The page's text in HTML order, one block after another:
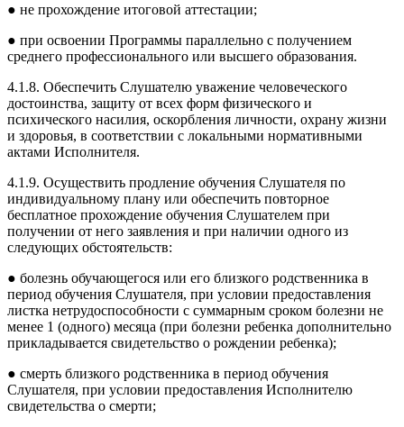
● не прохождение итоговой аттестации;
● при освоении Программы параллельно с получением
среднего профессионального или высшего образования.
4.1.8. Обеспечить Слушателю уважение человеческого
достоинства, защиту от всех форм физического и
психического насилия, оскорбления личности, охрану жизни
и здоровья, в соответствии с локальными нормативными
актами Исполнителя.
4.1.9. Осуществить продление обучения Слушателя по
индивидуальному плану или обеспечить повторное
бесплатное прохождение обучения Слушателем при
получении от него заявления и при наличии одного из
следующих обстоятельств:
● болезнь обучающегося или его близкого родственника в
период обучения Слушателя, при условии предоставления
листка нетрудоспособности с суммарным сроком болезни не
менее 1 (одного) месяца (при болезни ребенка дополнительно
прикладывается свидетельство о рождении ребенка);
● смерть близкого родственника в период обучения
Слушателя, при условии предоставления Исполнителю
свидетельства о смерти;